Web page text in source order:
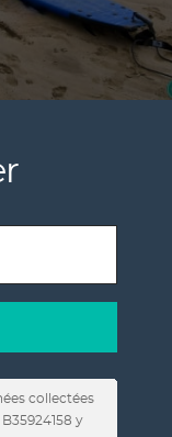
collectées
y